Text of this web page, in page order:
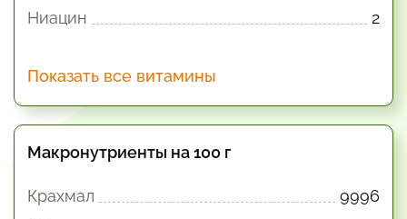
Ниацин
2
Показать все витамины
Макронутриенты на 100 г
Крахмал
9996